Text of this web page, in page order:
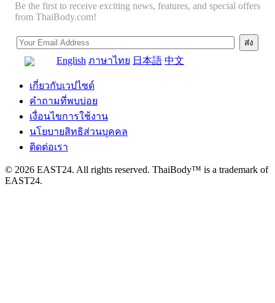
Be the first to receive exciting news, features, and special offers
from ThaiBody.com!
English ภาษาไทย 日本語 中文
เกี่ยวกับเวปไซด์
คำถามที่พบบ่อย
เงื่อนไขการใช้งาน
นโยบายสิทธิส่วนบุคคล
ติดต่อเรา
© 2026 EAST24. All rights reserved. ThaiBody™ is a trademark of
EAST24.